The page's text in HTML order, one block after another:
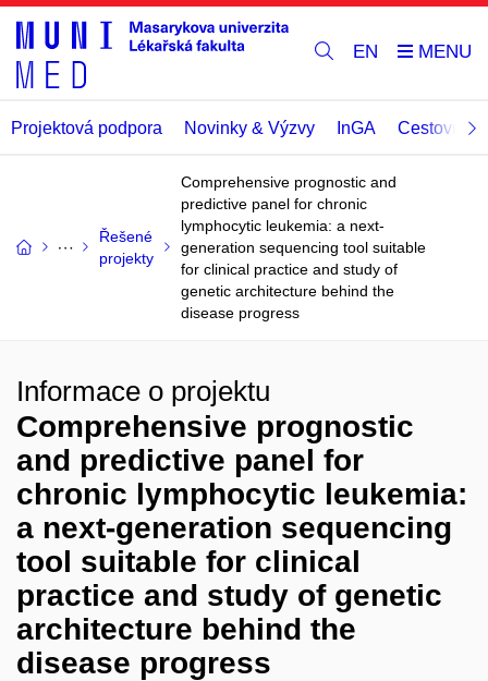
EN
Projektová podpora Novinky & Výzvy InGA Cestovní
Řešené
projekty
Comprehensive prognostic and
predictive panel for chronic
lymphocytic leukemia: a next-
generation sequencing tool suitable
for clinical practice and study of
genetic architecture behind the
disease progress
Informace o projektu
Comprehensive prognostic
and predictive panel for
chronic lymphocytic leukemia:
a next-generation sequencing
tool suitable for clinical
practice and study of genetic
architecture behind the
disease progress